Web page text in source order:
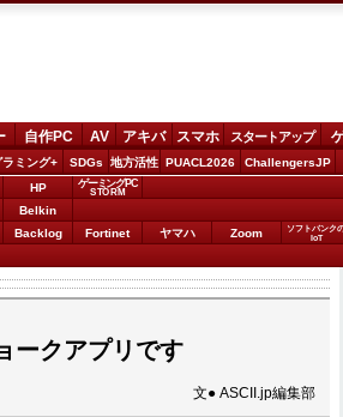
自作PC AV アキバ スマホ スタートアップ
ラミング+ SDGs 地方活性 PUACL2026 ChallengersJP
HP ゲーミングPC
STORM
Belkin
Backlog Fortinet ヤマハ Zoom
ソフトバンク
IoT
クアプリです
文● ASCII.jp編集部